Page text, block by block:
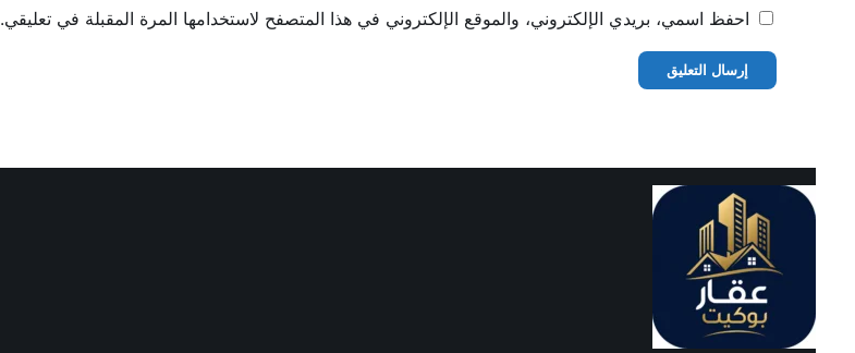
احفظ اسمي، بريدي الإلكتروني، والموقع الإلكتروني في هذا المتصفح لاستخدامها المرة المقبلة في تعليقي.